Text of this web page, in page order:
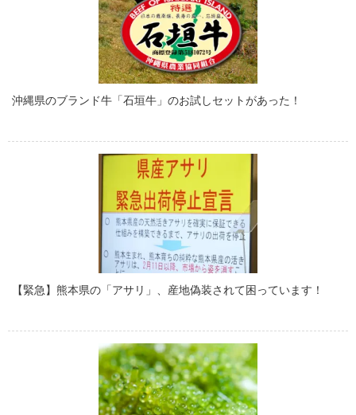
沖縄県のブランド牛「石垣牛」のお試しセットがあった！
【緊急】熊本県の「アサリ」、産地偽装されて困っています！